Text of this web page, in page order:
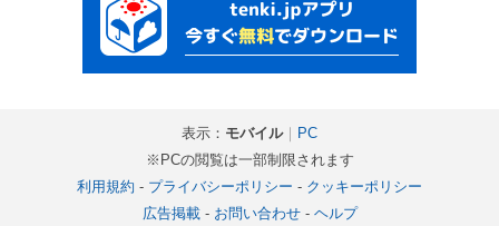
表示： モバイル｜ PC
※PCの閲覧は一部制限されます
利用規約 - プライバシーポリシー - クッキーポリシー
広告掲載- お問い合わせ- ヘルプ